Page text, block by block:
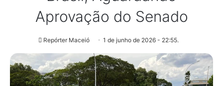
Aprovação do Senado
Repórter Maceió 1 de junho de 2026 - 22:55.